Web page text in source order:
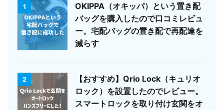
1
OKIPPA（オキッパ）という置き配
バッグを購入したので口コミレビュ
ー。宅配バッグの置き配で再配達を
減らす
2
【おすすめ】Qrio Lock（キュリオ
ロック）を設置したのでレビュー。
スマートロックを取り付け玄関をオ